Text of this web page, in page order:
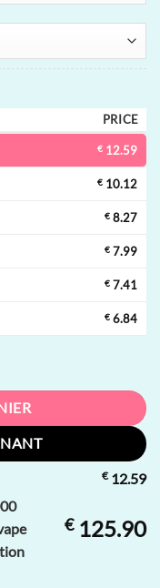
PRICE
€ 12.59
€ 10.12
€ 8.27
€ 7.99
€ 7.41
€ 6.84
120000 bouffées, 6
€12.59
€125.90